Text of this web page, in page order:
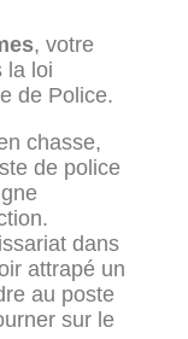
, votre
la loi
de Police.
chasse,
de police
dans
attrapé un
au poste
sur le